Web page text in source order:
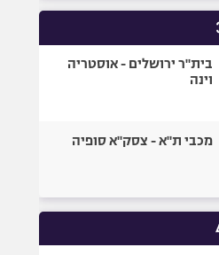
בית"ר ירושלים - אוסטריה
וינה
מכבי ת"א - צסק"א סופיה